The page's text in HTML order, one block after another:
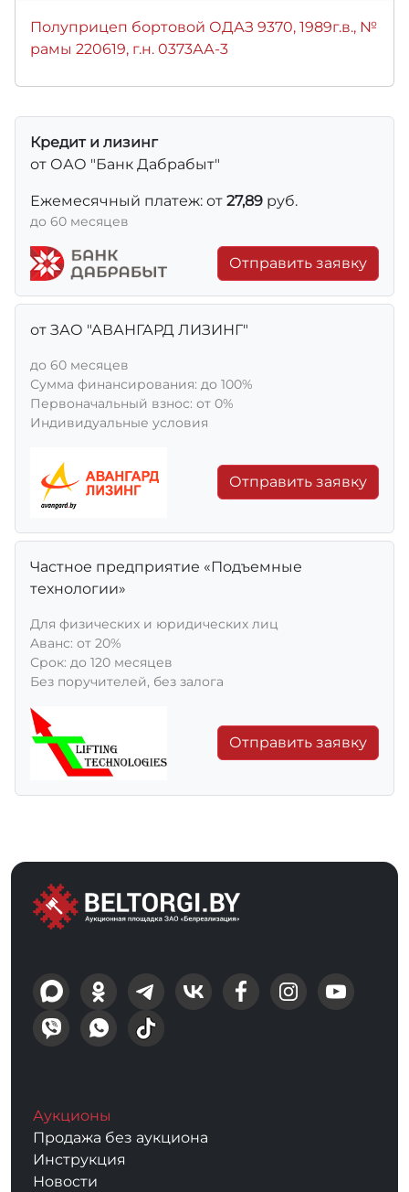
Полуприцеп бортовой ОДАЗ 9370, 1989г.в., №
рамы 220619, г.н. 0373АА-3
Кредит и лизинг
от ОАО "Банк Дабрабыт"
Ежемесячный платеж: от 27,89 руб.
до 60 месяцев
Отправить заявку
от ЗАО "АВАНГАРД ЛИЗИНГ"
до 60 месяцев
Сумма финансирования: до 100%
Первоначальный взнос: от 0%
Индивидуальные условия
Отправить заявку
Частное предприятие «Подъемные
технологии»
Для физических и юридических лиц
Aванс: от 20%
Срок: до 120 месяцев
Без поручителей, без залога
Отправить заявку
Аукционы
Продажа без аукциона
Инструкция
Новости